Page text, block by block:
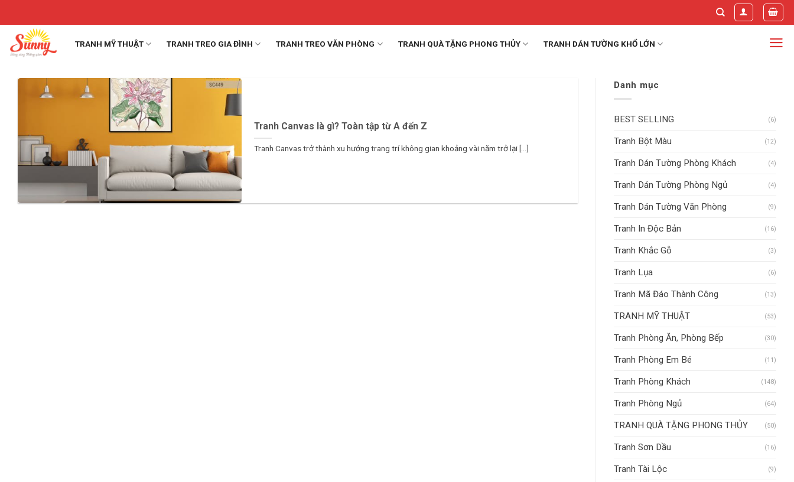
content
TRANH MỸ THUẬT TRANH TREO GIA ĐÌNH TRANH TREO VĂN PHÒNG TRANH QUÀ TẶNG PHONG THỦY TRANH DÁN TƯỜNG KHỔ LỚN
Tranh Canvas là gì? Toàn tập từ A đến Z
Tranh Canvas trở thành xu hướng trang trí không gian khoảng vài năm trở lại [...]
Danh mục
BEST SELLING (6)
Tranh Bột Màu (12)
Tranh Dán Tường Phòng Khách (4)
Tranh Dán Tường Phòng Ngủ (4)
Tranh Dán Tường Văn Phòng (9)
Tranh In Độc Bản (16)
Tranh Khắc Gỗ (3)
Tranh Lụa (6)
Tranh Mã Đáo Thành Công (13)
TRANH MỸ THUẬT (53)
Tranh Phòng Ăn, Phòng Bếp (30)
Tranh Phòng Em Bé (11)
Tranh Phòng Khách (148)
Tranh Phòng Ngủ (64)
TRANH QUÀ TẶNG PHONG THỦY (50)
Tranh Sơn Dầu (16)
Tranh Tài Lộc (9)